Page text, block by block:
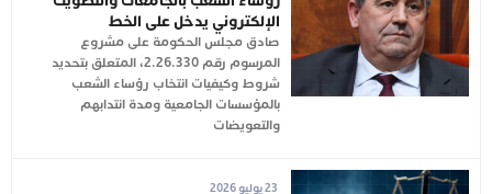
الإلكتروني يدخل على الخط
صادق مجلس الحكومة على مشروع
المرسوم رقم 2.26.330، المتعلق بتحديد
شروط وكيفيات انتخاب رؤساء الشعب
بالمؤسسات الجامعية ومدة انتدابهم
والتعويضات